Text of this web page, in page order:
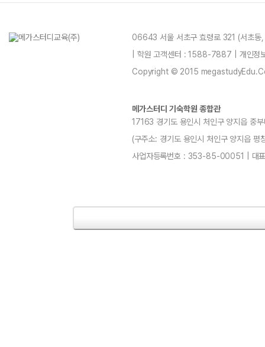
06643 서울 서초구 효령로 321 (서초
| 학원 고객센터 : 1588-7887 | 개인
Copyright © 2015
메가스터디 기숙학원 종합관
17163 경기도 용인시 처인구 양지읍 중
(구주소: 경기도 용인시 처인구 양지
사업자등록번호 : 353-85-00051 | 대표